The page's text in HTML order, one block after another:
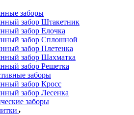
заборы
забор Штакетник
забор Елочка
забор Сплошной
забор Плетенка
забор Шахматка
забор Решетка
заборы
забор Кросс
забор Лесенка
заборы